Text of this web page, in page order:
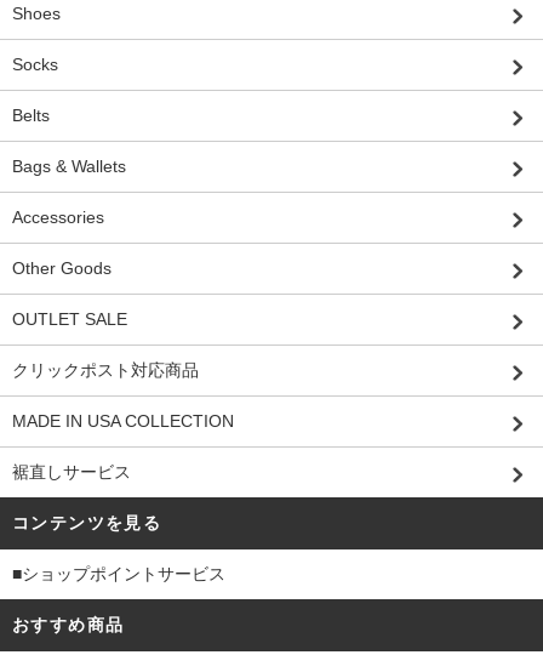
Shoes
Socks
Belts
Bags & Wallets
Accessories
Other Goods
OUTLET SALE
クリックポスト対応商品
MADE IN USA COLLECTION
裾直しサービス
コンテンツを見る
■ショップポイントサービス
おすすめ商品